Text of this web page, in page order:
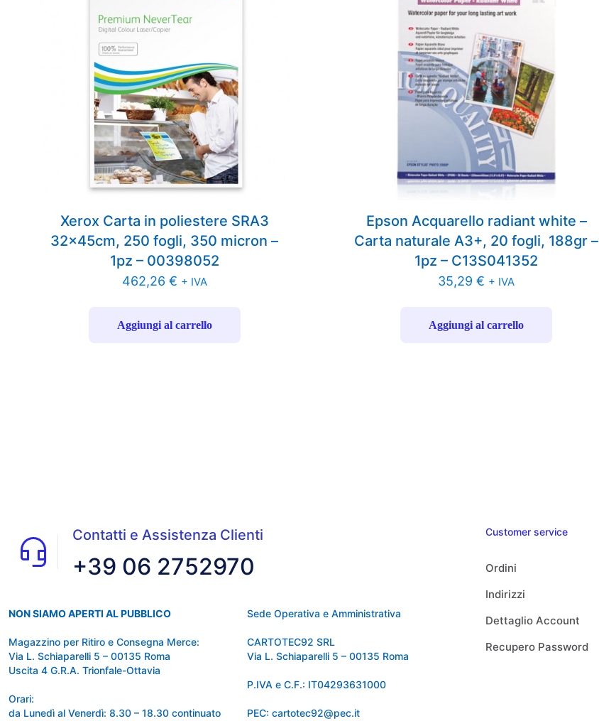
Xerox Carta in poliestere SRA3
32x45cm, 250 fogli, 350 micron –
1pz – 00398052
462,26 € + IVA
Aggiungi al carrello
Epson Acquarello radiant white –
Carta naturale A3+, 20 fogli, 188gr –
1pz – C13S041352
35,29€ + IVA
Aggiungi al carrello
Contatti e Assistenza Clienti
+39 06 2752970
NON SIAMO APERTI AL PUBBLICO
Magazzino per Ritiro e Consegna Merce:
Via L. Schiaparelli 5 – 00135 Roma
Uscita 4 G.R.A. Trionfale-Ottavia
Orari:
da Lunedì al Venerdì: 8.30 – 18.30 continuato
Sede Operativa e Amministrativa
CARTOTEC92 SRL
Via L. Schiaparelli 5 – 00135 Roma
P.IVA e C.F.: IT04293631000
PEC: cartotec92@pec.it
Customer service
Ordini
Indirizzi
Dettaglio Account
Recupero Password